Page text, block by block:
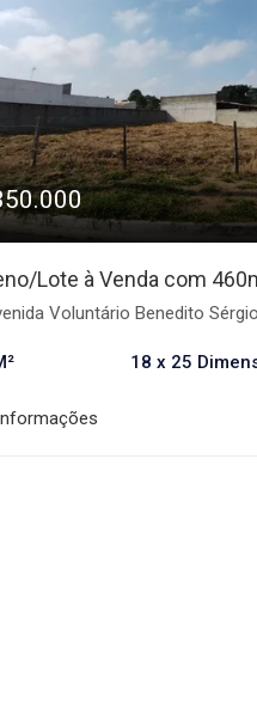
Lote à Venda com
Voluntário Benedito Sérgio - Residencial
18 x 25